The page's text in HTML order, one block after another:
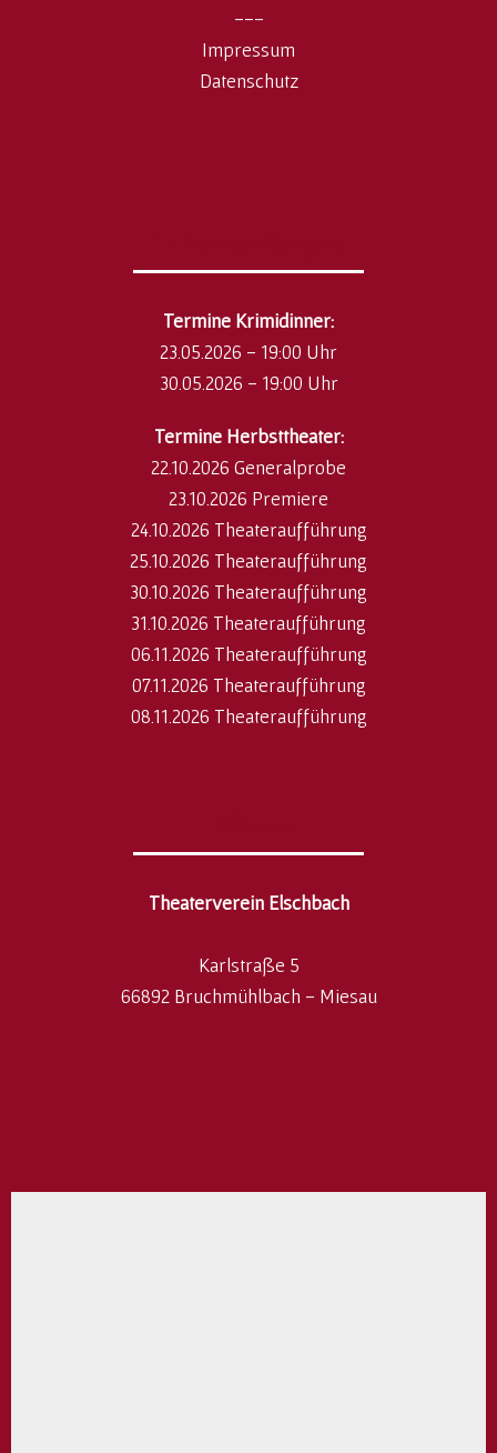
---
Impressum
Datenschutz
​Termine Krimidinner:
23.05.2026 - 19:00 Uhr
30.05.2026 - 19:00 Uhr
Termine Herbsttheater:
22.10.2026 Generalprobe
23.10.2026 Premiere
24.10.2026 Theateraufführung
25.10.2026 Theateraufführung
30.10.2026 Theateraufführung
31.10.2026 Theateraufführung
06.11.2026 Theateraufführung
07.11.2026 Theateraufführung
08.11.2026 Theateraufführung
Theaterverein Elschbach
Karlstraße 5
66892 Bruchmühlbach - Miesau